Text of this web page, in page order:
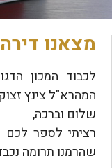
מצאנו
לכבוד המכון
המהרא"ל צינץ
שלום וברכה,
רציתי לספר לכם
שהרמנו תרומה